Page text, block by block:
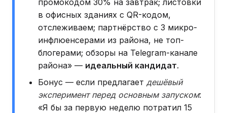
промокодом 30% на завтрак; листовки
в офисных зданиях с QR-кодом,
отслеживаем; партнёрство с 3 микро-
инфлюенсерами из района, не топ-
блогерами; обзоры на Telegram-канале
района» — идеальный кандидат.
Бонус — если предлагает дешёвый
эксперимент перед основным запуском:
«Я бы за первую неделю потратил 15